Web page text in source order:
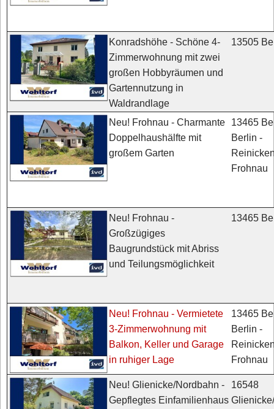
Konradshöhe - Schöne 4-
Zimmerwohnung mit zwei
großen Hobbyräumen und
Gartennutzung in
Waldrandlage
13505
Neu! Frohnau - Charmante
Doppelhaushälfte mit
großem Garten
13465
Berlin -
Frohnau
Neu! Frohnau -
Großzügiges
Baugrundstück mit Abriss
und Teilungsmöglichkeit
13465
Neu! Frohnau - Vermietete
3-Zimmerwohnung mit
Balkon, Keller und Garage
in ruhiger Lage
13465
Berlin -
Frohnau
Neu! Glienicke/Nordbahn -
Gepflegtes Einfamilienhaus
16548